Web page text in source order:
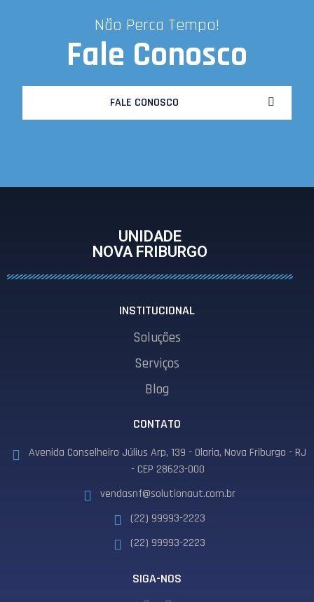
Não Perca Tempo!
Fale Conosco
FALE CONOSCO
UNIDADE
NOVA FRIBURGO
INSTITUCIONAL
Soluções
Serviços
Blog
CONTATO
Avenida Conselheiro Július Arp, 139 - Olaria, Nova Friburgo - RJ
- CEP 28623-000
vendasnf@solutionaut.com.br
(22) 99993-2223
(22) 99993-2223
SIGA-NOS